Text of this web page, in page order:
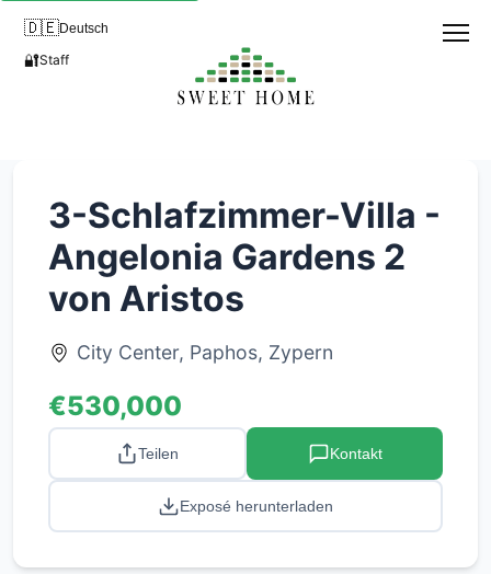
🇩🇪Deutsch
🔐Staff
3-Schlafzimmer-Villa -
Angelonia Gardens 2
von Aristos
City Center, Paphos, Zypern
€530,000
Teilen Kontakt
Exposé herunterladen